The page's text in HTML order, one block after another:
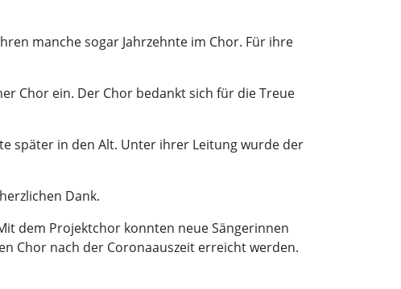
manche sogar Jahrzehnte im Chor. Für ihre
Chor ein. Der Chor bedankt sich für die Treue
später in den Alt. Unter ihrer Leitung wurde der
Dank.
dem Projektchor konnten neue Sängerinnen
Chor nach der Coronaauszeit erreicht werden.